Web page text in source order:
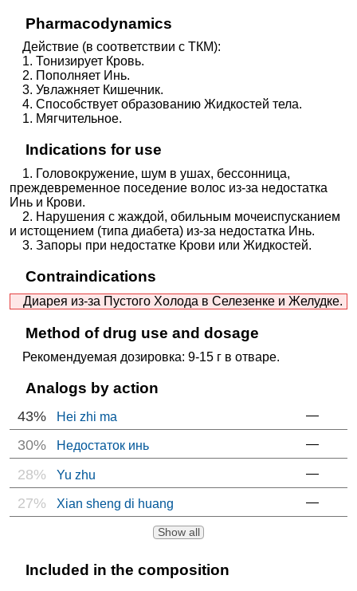
Pharmacodynamics
Действие (в соответствии с ТКМ):
1. Тонизирует Кровь.
2. Пополняет Инь.
3. Увлажняет Кишечник.
4. Способствует образованию Жидкостей тела.
1. Мягчительное.
Indications for use
1. Головокружение, шум в ушах, бессонница,
преждевременное поседение волос из-за недостатка
Инь и Крови.
2. Нарушения с жаждой, обильным мочеиспусканием
и истощением (типа диабета) из-за недостатка Инь.
3. Запоры при недостатке Крови или Жидкостей.
Contraindications
Диарея из-за Пустого Холода в Селезенке и Желудке.
Method of drug use and dosage
Рекомендуемая дозировка: 9-15 г в отваре.
Analogs by action
43% —
Hei zhi ma
30% —
Недостаток инь
28% —
Yu zhu
27% —
Xian sheng di huang
Show all
Included in the composition